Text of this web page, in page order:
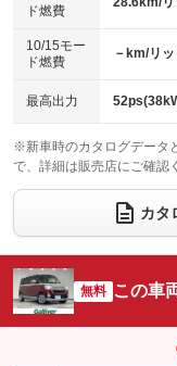
電動格納ミラー
：装備あり
パワーシート
ベンチシート
：装備あり
チップアップシート
：装備なし
：装備なし
ウォークスルー
：装備なし
電動リアゲート
：装備なし
サイドカメラ
：装備あり
：装備なし
ド燃費
10/15モー
ド燃費
－km/リ
最高出力
※新車時のカタログデータ
で、詳細は販売店にご確認
カタ
無料 この車